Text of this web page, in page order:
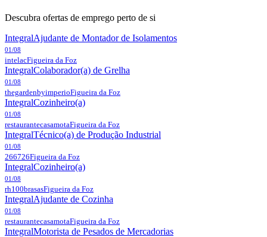
Descubra ofertas de emprego perto de si
IntegralAjudante de Montador de Isolamentos
01/08
intelacFigueira da Foz
IntegralColaborador(a) de Grelha
01/08
thegardenbyimperioFigueira da Foz
IntegralCozinheiro(a)
01/08
restaurantecasamotaFigueira da Foz
IntegralTécnico(a) de Produção Industrial
01/08
266726Figueira da Foz
IntegralCozinheiro(a)
01/08
rh100brasasFigueira da Foz
IntegralAjudante de Cozinha
01/08
restaurantecasamotaFigueira da Foz
IntegralMotorista de Pesados de Mercadorias